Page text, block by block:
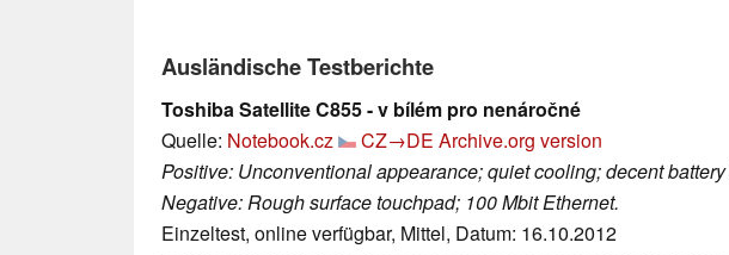
Ausländische Testberichte
Toshiba Satellite C855 - v bílém pro nenáročné
Quelle: Notebook.cz CZ→DE Archive.org version
Positive: Unconventional appearance; quiet cooling; decent
Negative: Rough surface touchpad; 100 Mbit Ethernet.
Einzeltest, online verfügbar, Mittel, Datum: 16.10.2012